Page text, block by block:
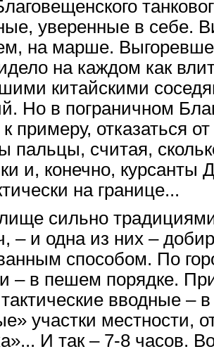
уверенные в себе.
на марше.
на каждом как
китайскими
Но в пограничном
примеру, отказаться
пальцы, считая,
и, конечно,
на границе...
сильно
– и одна из них –
способом. По
– в пешем порядке.
вводные –
участки местности,
И так – 7-8 часов.